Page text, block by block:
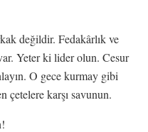
değildir. Fedakârlık ve
Yeter ki lider olun. Cesur
O gece kurmay gibi
çetelere karşı savunun.